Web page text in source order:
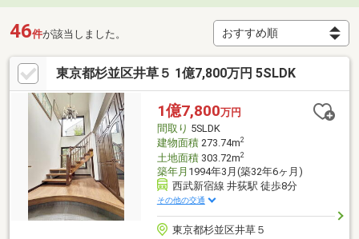
46件が該当しました。
東京都杉並区井草５ 1億7,800万円 5SLDK
1億7,800万円
間取り 5SLDK
建物面積273.74m2
土地面積303.72m2
築年月 1994年3月(築32年6ヶ月)
西武新宿線 井荻駅 徒歩8分
その他の交通
東京都杉並区井草５